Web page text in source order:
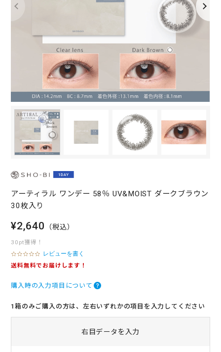
アーティラル ワンデー 58％ UV&MOIST ダークブラウン
30枚入り
¥2,640 （税込）
30pt獲得！
0
.
t
r
レビューを書く
送料無料でお届けします！
購入時の入力項目について
1箱のみご購入の方は、左右いずれかの項目を入力してください
右目データを入力